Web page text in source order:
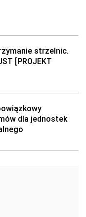
strzelnic.
[PROJEKT
dla jednostek